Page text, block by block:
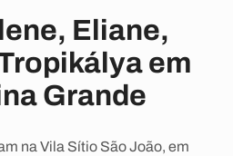
Eliane,
em
Grande
na Vila Sítio São João, em